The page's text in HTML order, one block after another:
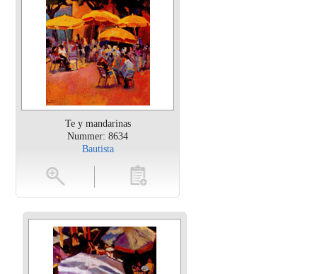
Te y mandarinas
Nummer: 8634
Bautista
toevoegen